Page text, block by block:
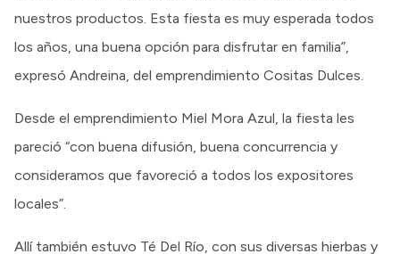
nuestros productos. Esta fiesta es muy esperada todos
los años, una buena opción para disfrutar en familia”,
expresó Andreina, del emprendimiento Cositas Dulces.
Desde el emprendimiento Miel Mora Azul, la fiesta les
pareció “con buena difusión, buena concurrencia y
consideramos que favoreció a todos los expositores
locales”.
Allí también estuvo Té Del Río, con sus diversas hierbas y